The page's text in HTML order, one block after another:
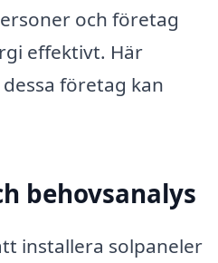
och företag
effektivt. Här
företag kan
behovsanalys
installera solpaneler